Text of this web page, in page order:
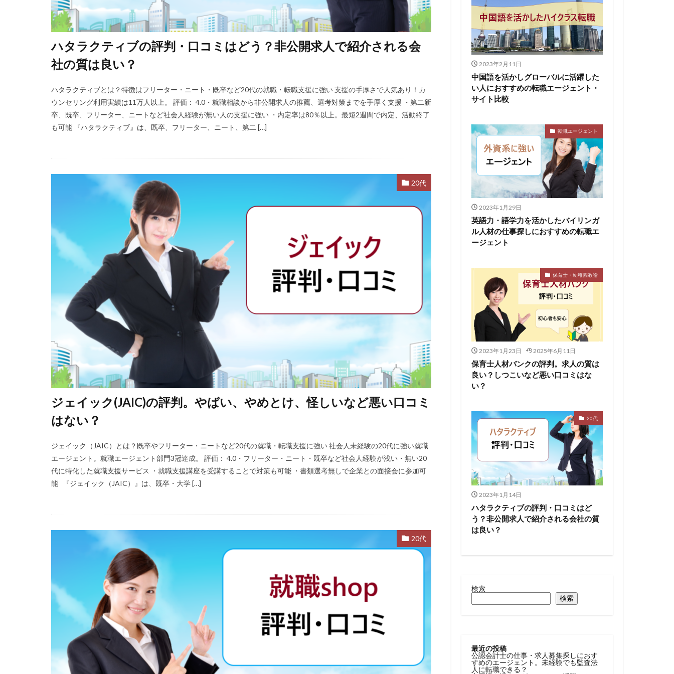
ハタラクティブの評判・口コミはどう？非公開求人で紹介される会
社の質は良い？
ハタラクティブとは？特徴はフリーター・ニート・既卒など20代の就職・転職支援に強い 支援の手厚さで人気あり！カ
ウンセリング利用実績は11万人以上。 評価： 4.0・就職相談から非公開求人の推薦、選考対策までを手厚く支援 ・第二新
卒、既卒、フリーター、ニートなど社会人経験が無い人の支援に強い ・内定率は80％以上。最短2週間で内定、活動終了
も可能 『ハタラクティブ』は、既卒、フリーター、ニート、第二 […]
20代
ジェイック(JAIC)の評判。やばい、やめとけ、怪しいなど悪い口コミ
はない？
ジェイック（JAIC）とは？既卒やフリーター・ニートなど20代の就職・転職支援に強い 社会人未経験の20代に強い就職
エージェント。就職エージェント部門3冠達成。 評価： 4.0・フリーター・ニート・既卒など社会人経験が浅い・無い20
代に特化した就職支援サービス ・就職支援講座を受講することで対策も可能 ・書類選考無しで企業との面接会に参加可
能 『ジェイック（JAIC）』は、既卒・大学 […]
20代
2023年2月11日
中国語を活かしグローバルに活躍した
い人におすすめの転職エージェント・
サイト比較
転職エージェント
2023年1月29日
英語力・語学力を活かしたバイリンガ
ル人材の仕事探しにおすすめの転職エ
ージェント
保育士・幼稚園教諭
2023年1月23日 2025年6月11日
保育士人材バンクの評判。求人の質は
良い？しつこいなど悪い口コミはな
い？
20代
2023年1月14日
ハタラクティブの評判・口コミはど
う？非公開求人で紹介される会社の質
は良い？
検索
検索
最近の投稿
公認会計士の仕事・求人募集探しにおす
すめのエージェント。未経験でも監査法
人に転職できる？